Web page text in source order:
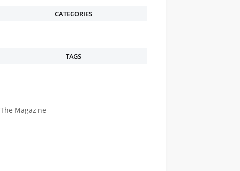
CATEGORIES
TAGS
The Magazine